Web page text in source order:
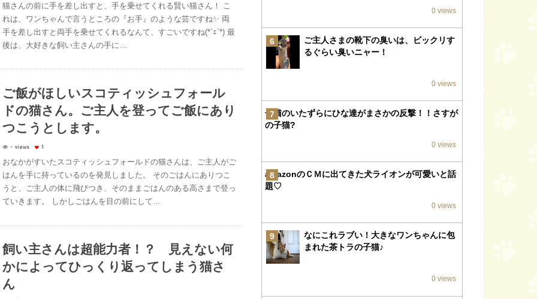
猫さんの前に手を差し出すと、手を乗せてくれる賢い猫さん！ こ
れは、ワンちゃんで言うところの『お手』のような芸ですね✨ 両
手を差し出すと両手を乗せてくれるなんて、すごいですね(*´ｪ`*) 最
後は、大好きな飼い主さんの手に…
ご飯がほしいスコティッシュフォール
ドの猫さん。ご主人を登ってご飯にあり
つこうとします。
- views 1
おなかがすいたスコティッシュフォールドの猫さんは、ご主人がご
はんを手に持っているのを発見しました。 そのごはんにありつこ
うと、ご主人の体に飛びつき、そのままごはんのある高さまで登っ
ていきます。 しかしごはんを目の前にして…
飼い主さんは超能力者！？ 見えない何
かによってひっくり返ってしまう猫さ
ん
0 views
6
ご主人さまの靴下の臭いは、ビックリす
るぐらい臭いニャー！
0 views
7
子猫のいたずらにひな達がまさかの反撃！！さすが
の子猫?
0 views
8
amazonのＣＭに出てきた犬ライオンが可愛いと話
題♡
0 views
9
なにこれラブい！大きなワンちゃんに包
まれた茶トラの子猫♪
0 views